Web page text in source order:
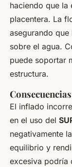
haciendo que la
placentera. La
asegurando
sobre el agua.
puede soportar
estructura.
El inflado
en el uso del
negativamente
equilibrio y
excesiva podría